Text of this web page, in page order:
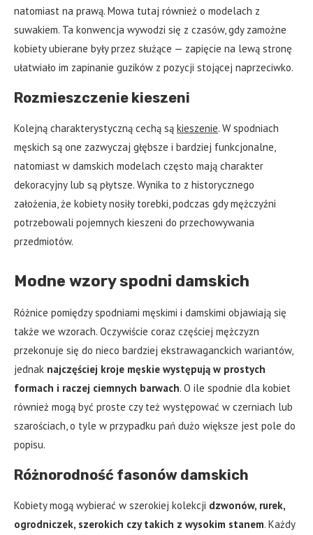
natomiast na prawą. Mowa tutaj również o modelach z
suwakiem. Ta konwencja wywodzi się z czasów, gdy zamożne
kobiety ubierane były przez służące — zapięcie na lewą stronę
ułatwiało im zapinanie guzików z pozycji stojącej naprzeciwko.
Rozmieszczenie kieszeni
Kolejną charakterystyczną cechą są kieszenie. W spodniach
męskich są one zazwyczaj głębsze i bardziej funkcjonalne,
natomiast w damskich modelach często mają charakter
dekoracyjny lub są płytsze. Wynika to z historycznego
założenia, że kobiety nosiły torebki, podczas gdy mężczyźni
potrzebowali pojemnych kieszeni do przechowywania
przedmiotów.
Modne wzory spodni damskich
Różnice pomiędzy spodniami męskimi i damskimi objawiają się
także we wzorach. Oczywiście coraz częściej mężczyzn
przekonuje się do nieco bardziej ekstrawaganckich wariantów,
jednak najczęściej kroje męskie występują w prostych
formach i raczej ciemnych barwach. O ile spodnie dla kobiet
również mogą być proste czy też występować w czerniach lub
szarościach, o tyle w przypadku pań dużo większe jest pole do
popisu.
Różnorodność fasonów damskich
Kobiety mogą wybierać w szerokiej kolekcji dzwonów, rurek,
ogrodniczek, szerokich czy takich z wysokim stanem. Każdy